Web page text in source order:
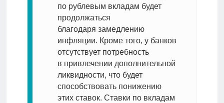
по рублевым вкладам будет
продолжаться
благодаря замедлению
инфляции. Кроме того, у банков
отсутствует потребность
в привлечении дополнительной
ликвидности, что будет
способствовать понижению
этих ставок. Ставки по вкладам